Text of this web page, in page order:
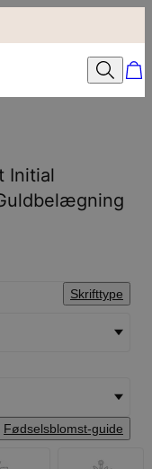
Initial
Skrifttype
Fødselsblomst-guide